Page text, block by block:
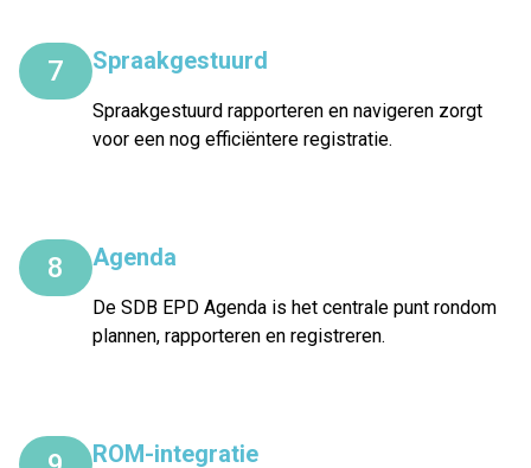
7 Spraakgestuurd
Spraakgestuurd rapporteren en navigeren zorgt
voor een nog efficiëntere registratie.
8 Agenda
De SDB EPD Agenda is het centrale punt rondom
plannen, rapporteren en registreren.
ROM-integratie